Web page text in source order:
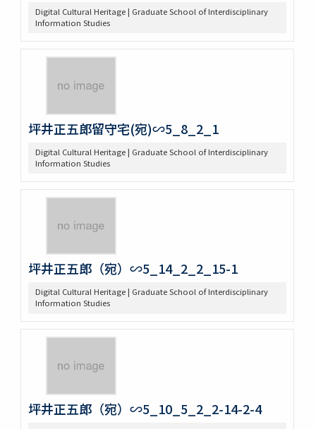
Digital Cultural Heritage | Graduate School of Interdisciplinary
Information Studies
坪井正五郎留守宅(宛)∽5_8_2_1
Digital Cultural Heritage | Graduate School of Interdisciplinary
Information Studies
坪井正五郎（宛）∽5_14_2_2_15-1
Digital Cultural Heritage | Graduate School of Interdisciplinary
Information Studies
坪井正五郎（宛）∽5_10_5_2_2-14-2-4